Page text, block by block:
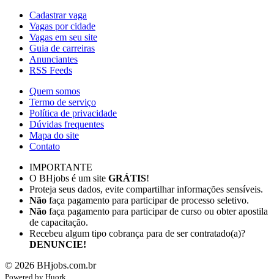
Cadastrar vaga
Vagas por cidade
Vagas em seu site
Guia de carreiras
Anunciantes
RSS Feeds
Quem somos
Termo de serviço
Política de privacidade
Dúvidas frequentes
Mapa do site
Contato
IMPORTANTE
O BHjobs é um site GRÁTIS!
Proteja seus dados, evite compartilhar informações sensíveis.
Não faça pagamento para participar de processo seletivo.
Não faça pagamento para participar de curso ou obter apostila
de capacitação.
Recebeu algum tipo cobrança para de ser contratado(a)?
DENUNCIE!
© 2026 BHjobs.com.br
Powered by Huork